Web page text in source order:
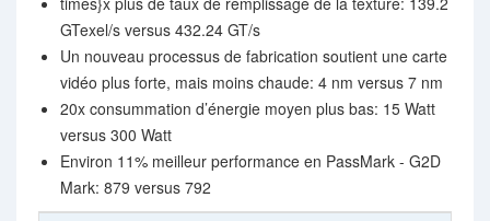
GTexel/s versus 432.24 GT/s
Un nouveau processus de fabrication soutient une carte
vidéo plus forte, mais moins chaude: 4 nm versus 7 nm
20x consummation d’énergie moyen plus bas: 15 Watt
versus 300 Watt
Environ 11% meilleur performance en PassMark - G2D
Mark: 879 versus 792